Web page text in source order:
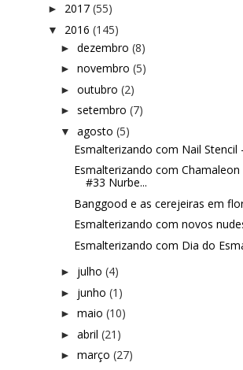
► 2017 (55)
▼ 2016 (145)
►dezembro(8)
►novembro(5)
►outubro(2)
►setembro(7)
▼agosto(5)
Esmalterizando com Nail Stencil
Esmalterizando com
#33 Nurbe...
Banggood e as cerejeiras em
Esmalterizando com novos
Esmalterizando com Dia do
► julho(4)
► junho(1)
►maio(10)
►abril(21)
►março(27)